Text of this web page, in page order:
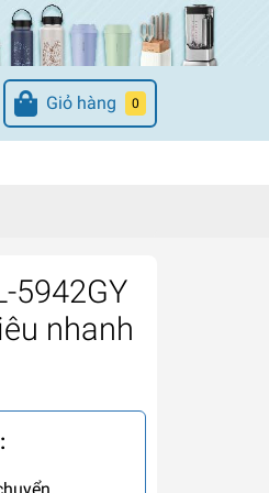
Giỏ hàng 0
5942GY
nhanh